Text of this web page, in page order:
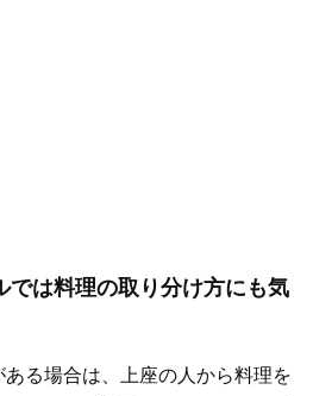
では料理の取り分け方にも気
る場合は、上座の人から料理を